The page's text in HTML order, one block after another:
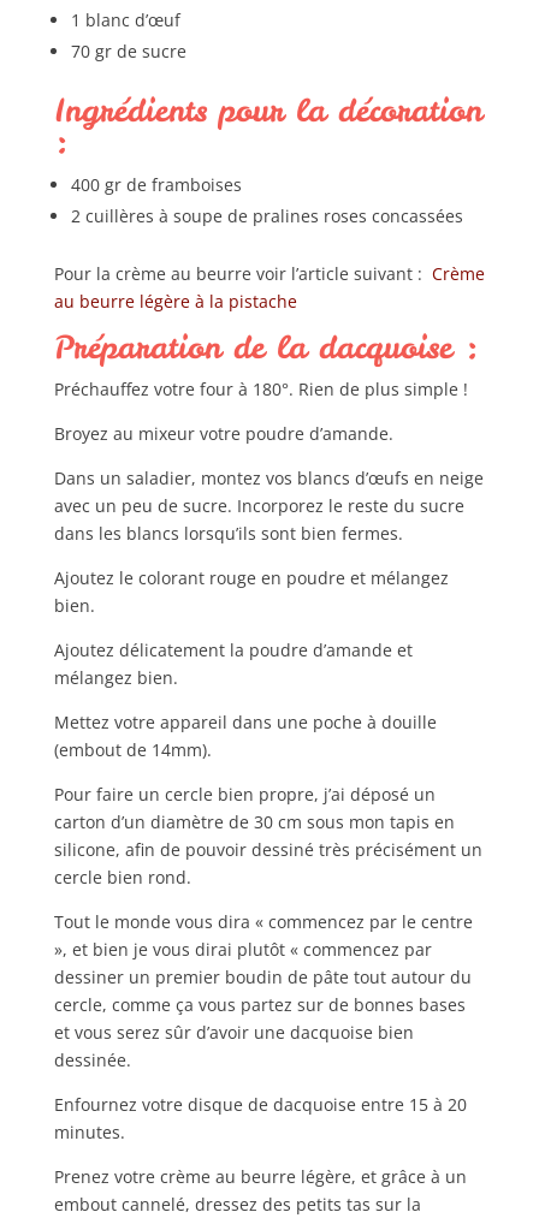
1 blanc d’œuf
70 gr de sucre
Ingrédients pour la décoration
:
400 gr de framboises
2 cuillères à soupe de pralines roses concassées
Pour la crème au beurre voir l’article suivant : Crème
au beurre légère à la pistache
Préparation de la dacquoise :
Préchauffez votre four à 180°. Rien de plus simple !
Broyez au mixeur votre poudre d’amande.
Dans un saladier, montez vos blancs d’œufs en neige
avec un peu de sucre. Incorporez le reste du sucre
dans les blancs lorsqu’ils sont bien fermes.
Ajoutez le colorant rouge en poudre et mélangez
bien.
Ajoutez délicatement la poudre d’amande et
mélangez bien.
Mettez votre appareil dans une poche à douille
(embout de 14mm).
Pour faire un cercle bien propre, j’ai déposé un
carton d’un diamètre de 30 cm sous mon tapis en
silicone, afin de pouvoir dessiné très précisément un
cercle bien rond.
Tout le monde vous dira « commencez par le centre
», et bien je vous dirai plutôt « commencez par
dessiner un premier boudin de pâte tout autour du
cercle, comme ça vous partez sur de bonnes bases
et vous serez sûr d’avoir une dacquoise bien
dessinée.
Enfournez votre disque de dacquoise entre 15 à 20
minutes.
Prenez votre crème au beurre légère, et grâce à un
embout cannelé, dressez des petits tas sur la